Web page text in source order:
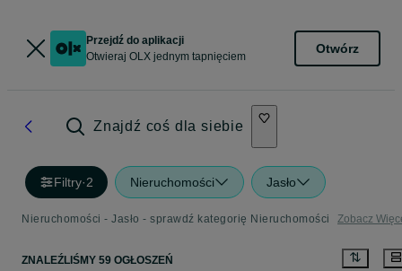
Przejdź do aplikacji
Otwieraj OLX jednym tapnięciem
Otwórz
Znajdź coś dla siebie
Filtry·2 Nieruchomości Jasło
Nieruchomości - Jasło - sprawdź kategorię Nieruchomości Zobacz
ZNALEŹLIŚMY 59 OGŁOSZEŃ